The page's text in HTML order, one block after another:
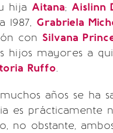
hija Aitana; Aislinn
1987, Grabriela
con Silvana
hijos mayores a
Ruffo.
años se ha
es prácticamente
no obstante,